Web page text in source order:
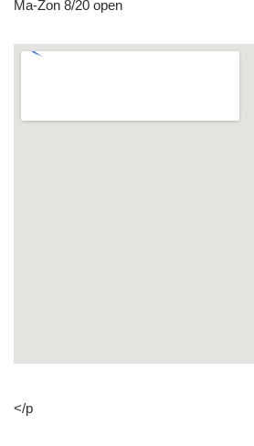
Ma-Zon 8/20 open
</p